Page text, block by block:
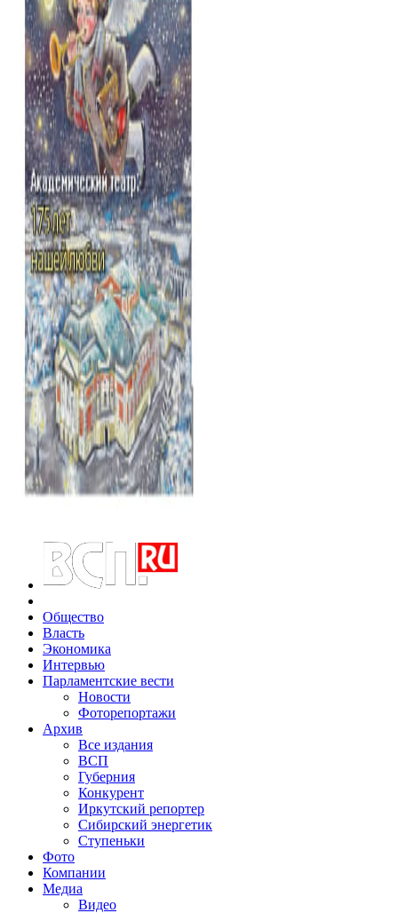
Общество
Власть
Экономика
Интервью
Парламентские вести
Новости
Фоторепортажи
Архив
Все издания
ВСП
Губерния
Конкурент
Иркутский репортер
Сибирский энергетик
Ступеньки
Фото
Компании
Медиа
Видео